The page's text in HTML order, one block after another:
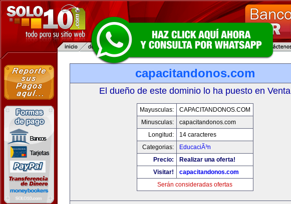
capacitandonos.com
El dueño de este dominio lo ha puesto en Venta
Mayusculas:
CAPACITANDONOS.COM
Minusculas:
capacitandonos.com
Longitud:
14 caracteres
Categorias:
EducaciÃ³n
Precio:
Realizar una oferta!
Visitar!
capacitandonos.com
Serán consideradas ofertas